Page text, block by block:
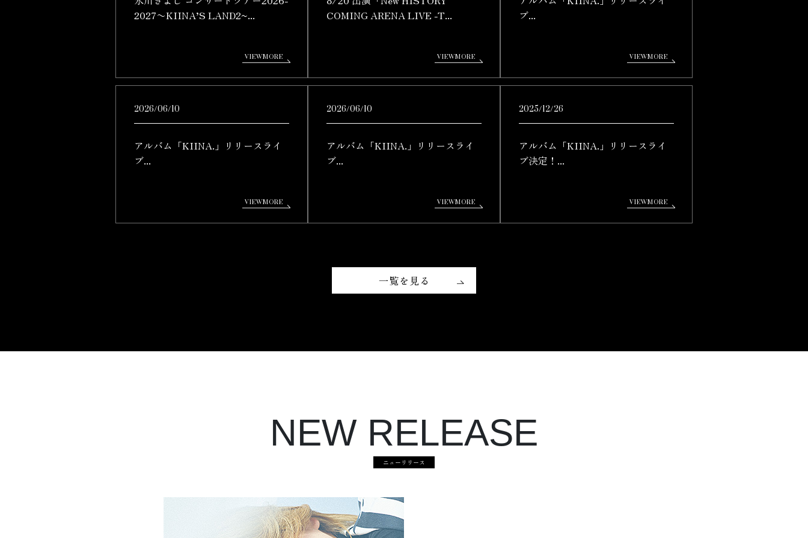
2027〜KIINA’S LAND2~...
COMING ARENA LIVE -T...
ブ...
2026/06/10
アルバム「KIINA.」リリースライ
ブ...
2026/06/10
アルバム「KIINA.」リリースライ
ブ...
2025/12/26
アルバム「KIINA.」リリースライ
ブ決定！...
一覧を見る
NEW RELEASE
ニューリリース